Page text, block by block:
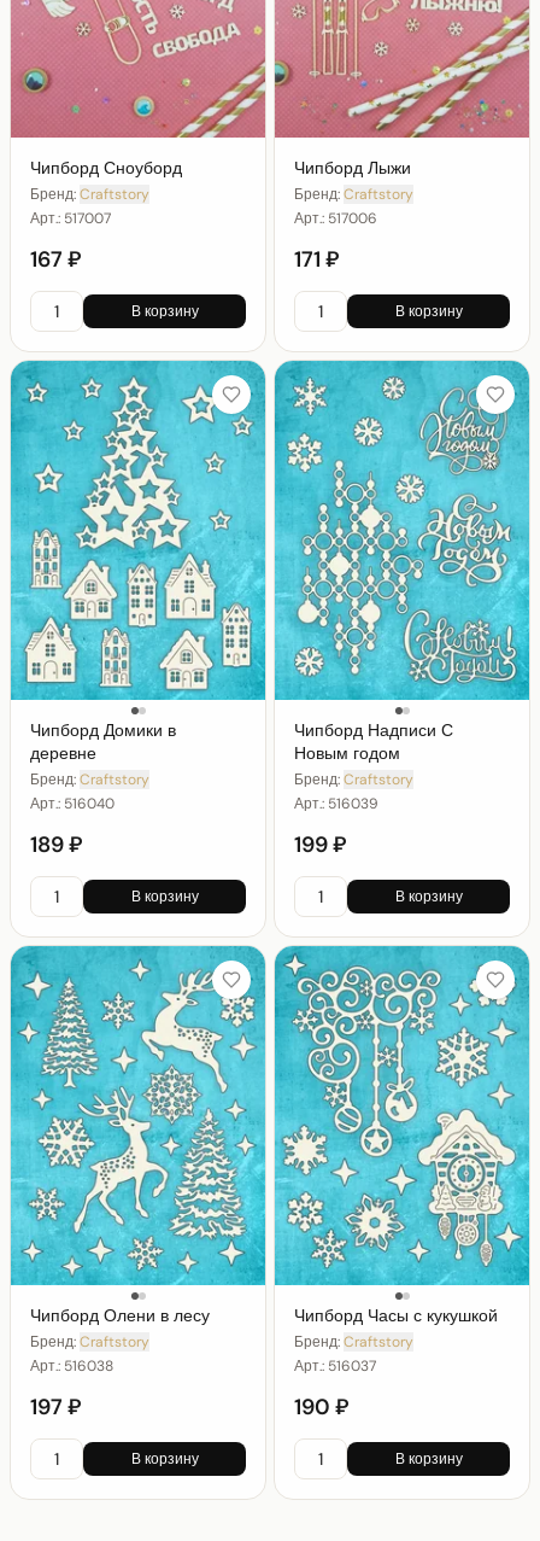
Чипборд Сноуборд
Бренд:Craftstory
Арт.: 517007
167 ₽
В корзину
Чипборд Лыжи
Бренд:Craftstory
Арт.: 517006
171 ₽
В корзину
Чипборд Домики в
деревне
Бренд:Craftstory
Арт.: 516040
189 ₽
В корзину
Чипборд Надписи С
Новым годом
Бренд:Craftstory
Арт.: 516039
199 ₽
В корзину
Чипборд Олени в лесу
Бренд:Craftstory
Арт.: 516038
197 ₽
В корзину
Чипборд Часы с кукушкой
Бренд:Craftstory
Арт.: 516037
190 ₽
В корзину